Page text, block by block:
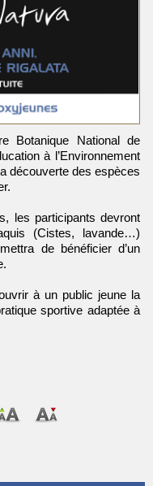
à l’Environnement
découverte des espèces
les participants devront
(Cistes, lavande…)
de bénéficier d’un
à un public jeune la
sportive adaptée à